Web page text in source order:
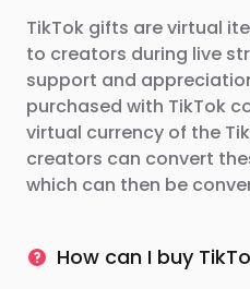
TikTok gifts are virtual
to creators during live
support and
purchased with TikTok
virtual currency of the
creators can convert
which can then be
How can I buy